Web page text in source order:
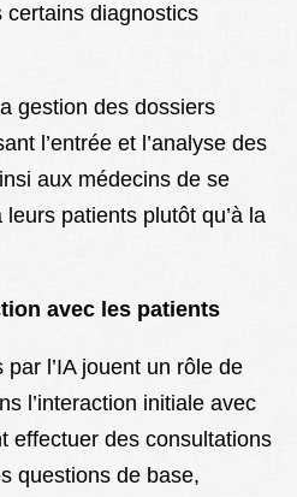
certains diagnostics
gestion des dossiers
l’entrée et l’analyse des
aux médecins de se
patients plutôt qu’à la
avec les patients
l’IA jouent un rôle de
l’interaction initiale avec
effectuer des consultations
questions de base,